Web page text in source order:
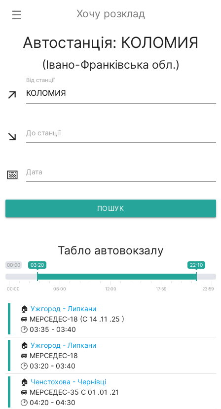
Хочу розклад
☰
Автостанція: КОЛОМИЯ
(Івано-Франківська обл.)
↗
Від станції
↘ До станції
📅 Дата
ПОШУК
Табло автовокзалу
00:00 03:20 22:10
00:00 06:00 12:00 17:59 23:59
🏠 Ужгород - Липкани
🚐 МЕРСЕДЕС-18 (С 14 .11 .25 )
🕑 03:35 - 03:40
🏠 Ужгород - Липкани
🚐 МЕРСЕДЕС-18
🕑 03:20 - 03:40
🏠 Ченстохова - Чернівці
🚐 МЕРСЕДЕС-35 С 01 .01 .21
🕑 04:20 - 04:30